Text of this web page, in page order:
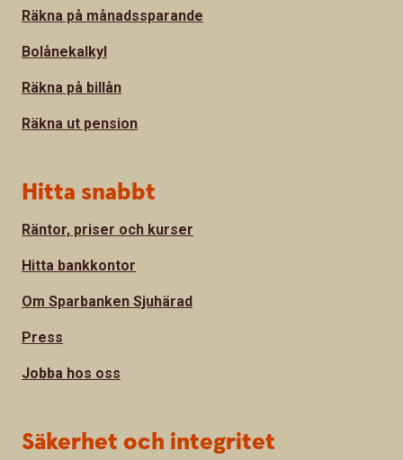
Räkna på månadssparande
Bolånekalkyl
Räkna på billån
Räkna ut pension
Hitta snabbt
Räntor, priser och kurser
Hitta bankkontor
Om Sparbanken Sjuhärad
Press
Jobba hos oss
Säkerhet och integritet